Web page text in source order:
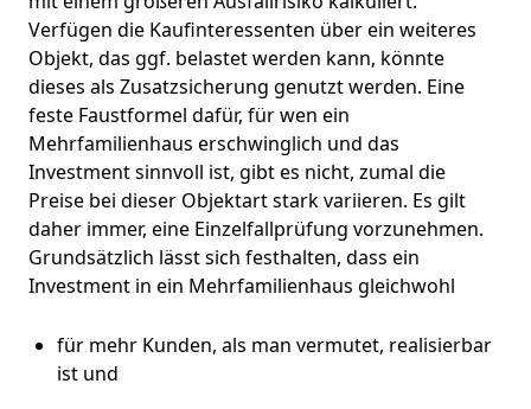
Verfügen die Kaufinteressenten über ein weiteres
Objekt, das ggf. belastet werden kann, könnte
dieses als Zusatzsicherung genutzt werden. Eine
feste Faustformel dafür, für wen ein
Mehrfamilienhaus erschwinglich und das
Investment sinnvoll ist, gibt es nicht, zumal die
Preise bei dieser Objektart stark variieren. Es gilt
daher immer, eine Einzelfallprüfung vorzunehmen.
Grundsätzlich lässt sich festhalten, dass ein
Investment in ein Mehrfamilienhaus gleichwohl
für mehr Kunden, als man vermutet, realisierbar
ist und